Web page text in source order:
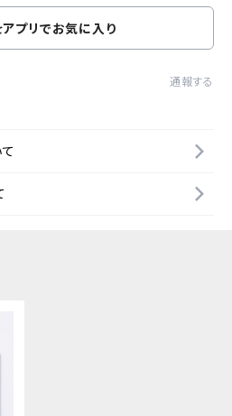
プリでお気に入り
通報する